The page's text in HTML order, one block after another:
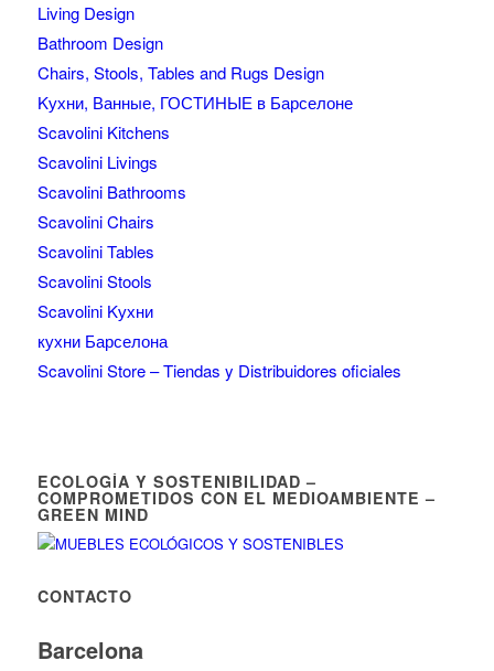
Living Design
Bathroom Design
Chairs, Stools, Tables and Rugs Design
Kухни, Ванные, ГОСТИНЫЕ в Барселоне
Scavolini Kitchens
Scavolini Livings
Scavolini Bathrooms
Scavolini Chairs
Scavolini Tables
Scavolini Stools
Scavolini Kухни
кухни Барселона
Scavolini Store – Tiendas y Distribuidores oficiales
ECOLOGÍA Y SOSTENIBILIDAD –
COMPROMETIDOS CON EL MEDIOAMBIENTE –
GREEN MIND
CONTACTO
Barcelona